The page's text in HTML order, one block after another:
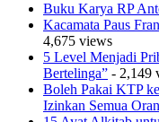
Buku Karya RP
Kacamata Paus
4,675 views
5 Level Menjadi
Bertelinga” - 2,149
Boleh Pakai KTP
Izinkan Semua